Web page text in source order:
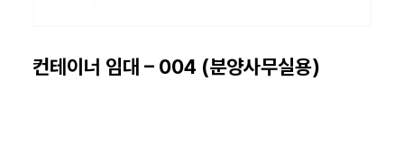
컨테이너 임대 – 004 (분양사무실용)